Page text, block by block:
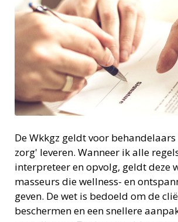
De Wkkgz geldt voor
zorg' leveren. Wanneer ik alle
interpreteer en opvolg, geldt deze
masseurs die wellness- en
geven. De wet is bedoeld om de
beschermen en een snellere